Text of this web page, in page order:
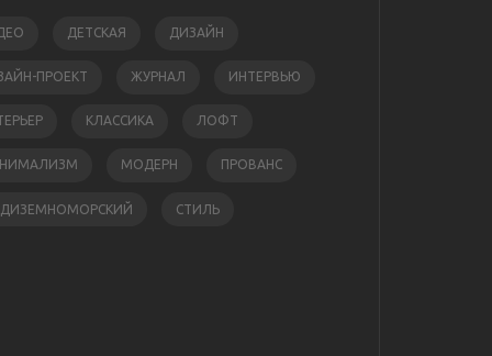
ДЕТСКАЯ ДИЗАЙН
ПРОЕКТ ЖУРНАЛ ИНТЕРВЬЮ
КЛАССИКА ЛОФТ
МОДЕРН ПРОВАНС
СТИЛЬ